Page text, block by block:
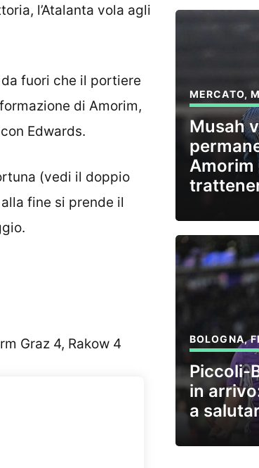
l’Atalanta vola agli
fuori che il portiere
di Amorim,
Edwards.
(vedi il doppio
fine si prende il
Graz 4, Rakow 4
MERCATO,
Musah
Amorim
BOLOGNA,
Piccoli-
in
a